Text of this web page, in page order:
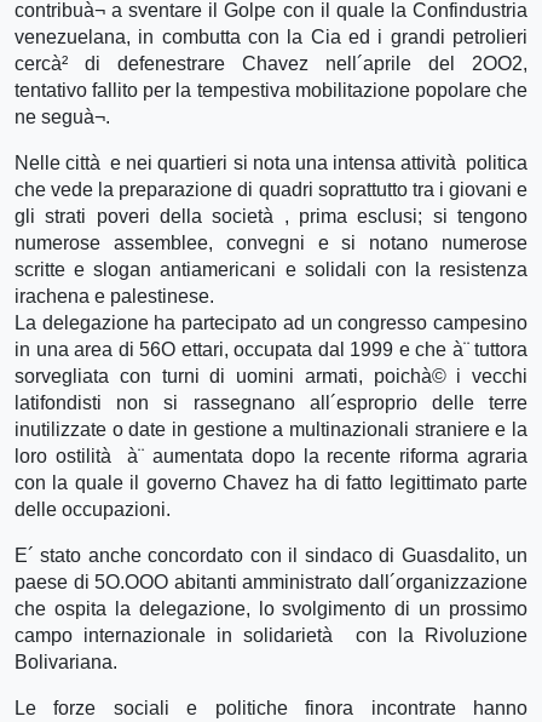
contribuà¬ a sventare il Golpe con il quale la Confindustria
venezuelana, in combutta con la Cia ed i grandi petrolieri
cercà² di defenestrare Chavez nell´aprile del 2OO2,
tentativo fallito per la tempestiva mobilitazione popolare che
ne seguà¬.
Nelle città e nei quartieri si nota una intensa attività politica
che vede la preparazione di quadri soprattutto tra i giovani e
gli strati poveri della società , prima esclusi; si tengono
numerose assemblee, convegni e si notano numerose
scritte e slogan antiamericani e solidali con la resistenza
irachena e palestinese.
La delegazione ha partecipato ad un congresso campesino
in una area di 56O ettari, occupata dal 1999 e che à¨ tuttora
sorvegliata con turni di uomini armati, poichà© i vecchi
latifondisti non si rassegnano all´esproprio delle terre
inutilizzate o date in gestione a multinazionali straniere e la
loro ostilità à¨ aumentata dopo la recente riforma agraria
con la quale il governo Chavez ha di fatto legittimato parte
delle occupazioni.
E´ stato anche concordato con il sindaco di Guasdalito, un
paese di 5O.OOO abitanti amministrato dall´organizzazione
che ospita la delegazione, lo svolgimento di un prossimo
campo internazionale in solidarietà con la Rivoluzione
Bolivariana.
Le forze sociali e politiche finora incontrate hanno